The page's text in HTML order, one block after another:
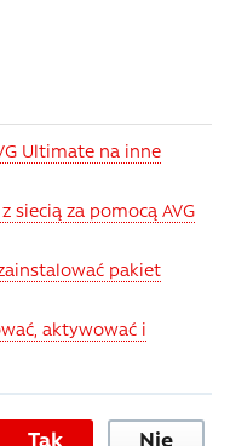
Ultimate na inne
siecią za pomocą AVG
pakiet
aktywować i
Tak Nie